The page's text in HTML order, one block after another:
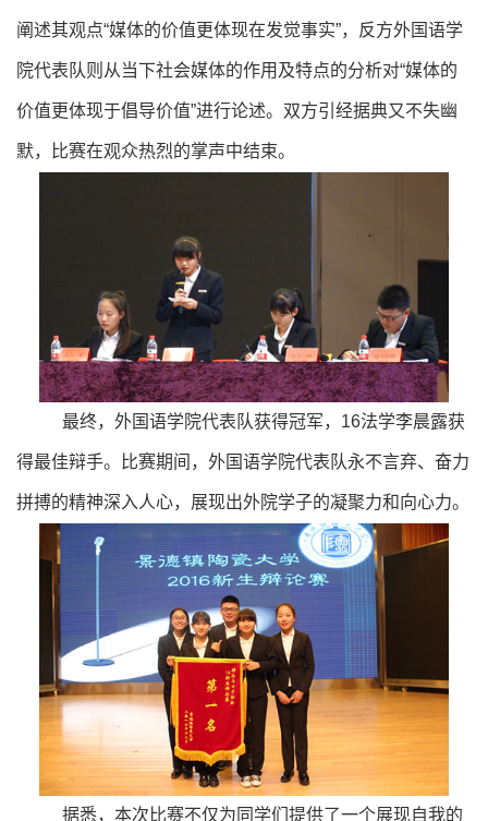
阐述其观点“媒体的价值更体现在发觉事实”，反方外国语学
院代表队则从当下社会媒体的作用及特点的分析对“媒体的
价值更体现于倡导价值”进行论述。双方引经据典又不失幽
默，比赛在观众热烈的掌声中结束。
最终，外国语学院代表队获得冠军， 16法学李晨露获
得最佳辩手。比赛期间，外国语学院代表队永不言弃、奋力
拼搏的精神深入人心，展现出外院学子的凝聚力和向心力。
据悉，本次比赛不仅为同学们提供了一个展现自我的